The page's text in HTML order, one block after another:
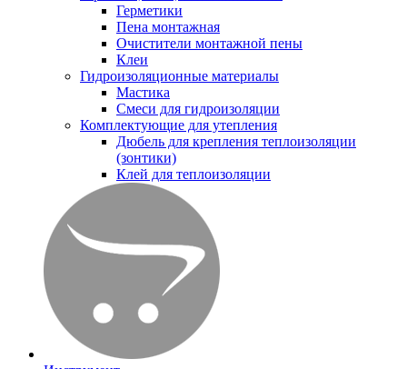
Герметики
Пена монтажная
Очистители монтажной пены
Клеи
Гидроизоляционные материалы
Мастика
Смеси для гидроизоляции
Комплектующие для утепления
Дюбель для крепления теплоизоляции
(зонтики)
Клей для теплоизоляции